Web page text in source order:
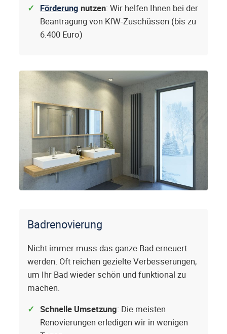
Förderung nutzen: Wir helfen Ihnen bei der
Beantragung von KfW-Zuschüssen (bis zu
6.400 Euro)
Badrenovierung
Nicht immer muss das ganze Bad erneuert
werden. Oft reichen gezielte Verbesserungen,
um Ihr Bad wieder schön und funktional zu
machen.
Schnelle Umsetzung: Die meisten
Renovierungen erledigen wir in wenigen